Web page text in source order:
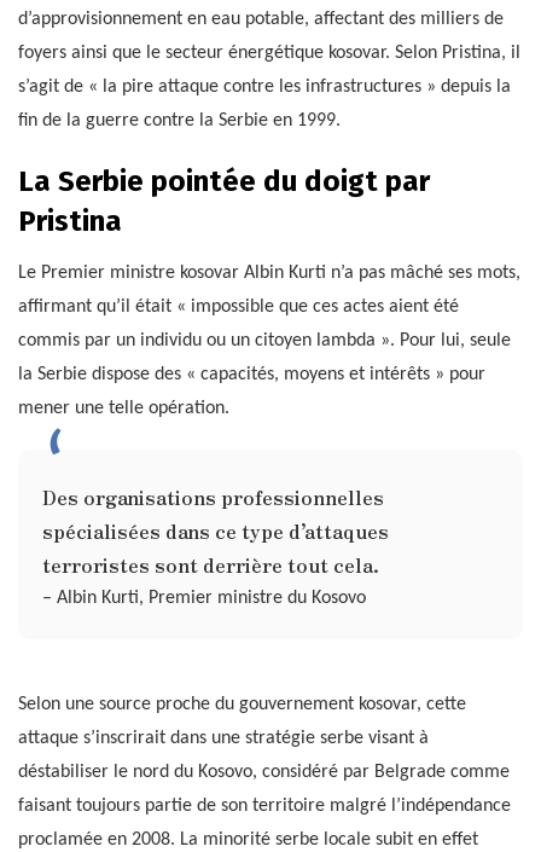
d’approvisionnement en eau potable, affectant des milliers de
foyers ainsi que le secteur énergétique kosovar. Selon Pristina, il
s’agit de « la pire attaque contre les infrastructures » depuis la
fin de la guerre contre la Serbie en 1999.
La Serbie pointée du doigt par
Pristina
Le Premier ministre kosovar Albin Kurti n’a pas mâché ses mots,
affirmant qu’il était « impossible que ces actes aient été
commis par un individu ou un citoyen lambda ». Pour lui, seule
la Serbie dispose des « capacités, moyens et intérêts » pour
mener une telle opération.
Des organisations professionnelles
spécialisées dans ce type d’attaques
terroristes sont derrière tout cela.
– Albin Kurti, Premier ministre du Kosovo
Selon une source proche du gouvernement kosovar, cette
attaque s’inscrirait dans une stratégie serbe visant à
déstabiliser le nord du Kosovo, considéré par Belgrade comme
faisant toujours partie de son territoire malgré l’indépendance
proclamée en 2008. La minorité serbe locale subit en effet